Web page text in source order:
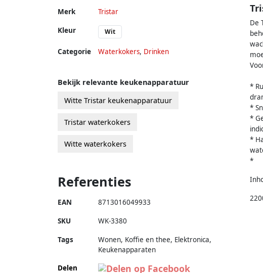
Merk Tristar
Kleur Wit
Categorie Waterkokers, Drinken
De
*
*
*
*
*
Bekijk relevante keukenapparatuur
Witte Tristar keukenapparatuur
Tristar waterkokers
Witte waterkokers
Referenties
EAN 8713016049933
SKU WK-3380
Tags
Wonen, Koffie en thee, Elektronica,
Keukenapparaten
Delen